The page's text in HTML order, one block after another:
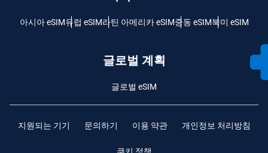
아시아 eSIM유럽 ​​eSIM라틴 아메리카 eSIM중동 eSIM북미 eSIM
글로벌 계획
글로벌 eSIM
지원되는 기기 문의하기 이용 약관 개인정보 처리방침
쿠키 정책